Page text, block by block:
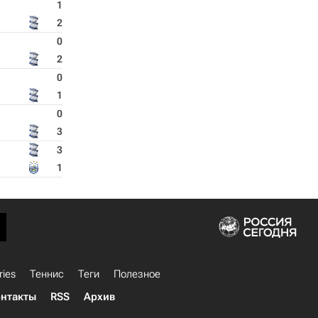
1
2
0
2
0
1
0
3
3
1
Теннис Теги
Полезное
RSS Архив